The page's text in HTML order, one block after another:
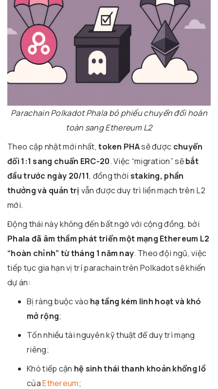
Parachain Polkadot Phala bỏ phiếu chuyển đổi hoàn
toàn sang Ethereum L2
Theo cập nhật mới nhất,token PHAsẽ được chuyển
đổi 1:1 sang chuẩn ERC-20. Việc “migration” sẽbắt
đầu trước ngày 20/11, đồng thời staking, phần
thưởng và quản trị vẫn được duy trì liền mạch trên L2
mới.
Động thái này không đến bất ngờ với cộng đồng, bởi
Phala đã âm thầm phát triển một mạng Ethereum L2
“hoàn chỉnh” từ tháng 1 năm nay. Theo đội ngũ, việc
tiếp tục gia hạn vị trí parachain trên Polkadot sẽ khiến
dự án:
Bị ràng buộc vào hạ tầng kém linh hoạt và khó
mở rộng;
Tốn nhiều tài nguyên kỹ thuật để duy trì mạng
riêng;
Khó tiếp cận hệ sinh thái thanh khoản khổng lồ
củaEthereum;